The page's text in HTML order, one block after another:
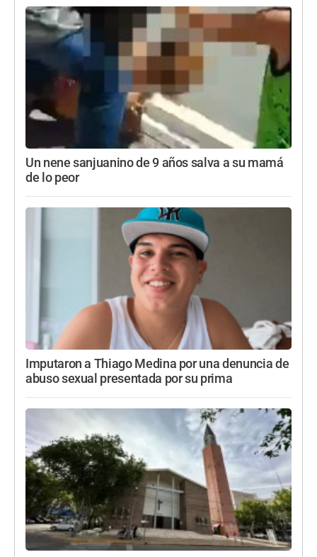
Un nene sanjuanino de 9 años salva a su mamá
de lo peor
Imputaron a Thiago Medina por una denuncia de
abuso sexual presentada por su prima